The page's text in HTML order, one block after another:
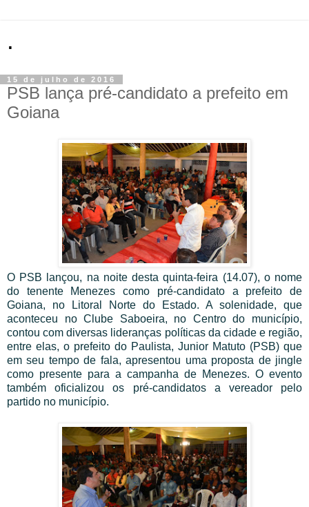
.
15 de julho de 2016
PSB lança pré-candidato a prefeito em
Goiana
O PSB lançou, na noite desta quinta-feira (14.07), o nome
do tenente Menezes como pré-candidato a prefeito de
Goiana, no Litoral Norte do Estado. A solenidade, que
aconteceu no Clube Saboeira, no Centro do município,
contou com diversas lideranças políticas da cidade e região,
entre elas, o prefeito do Paulista, Junior Matuto (PSB) que
em seu tempo de fala, apresentou uma proposta de jingle
como presente para a campanha de Menezes. O evento
também oficializou os pré-candidatos a vereador pelo
partido no município.